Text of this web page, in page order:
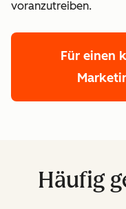
voranzutreiben.
Für einen
Häufig